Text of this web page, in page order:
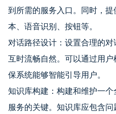
到所需的服务入口。同时，
本、语音识别、按钮等。
对话路径设计：设置合理的
互时流畅自然。可以通过用
保系统能够智能引导用户。
知识库构建：构建和维护一
服务的关键。知识库应包含